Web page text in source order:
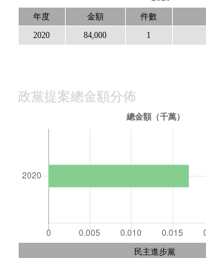
年度 金額 件數
2020 84,000 1
政黨提案總金額分佈
民主進步黨